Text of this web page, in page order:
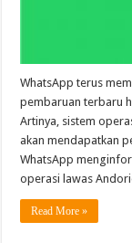
WhatsApp terus
pembaruan terbaru
Artinya, sistem
akan mendapatkan
WhatsApp
operasi lawas
Read More »